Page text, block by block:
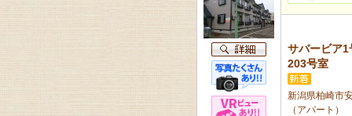
サバービア1
203号室
新潟県柏崎市
（アパート）